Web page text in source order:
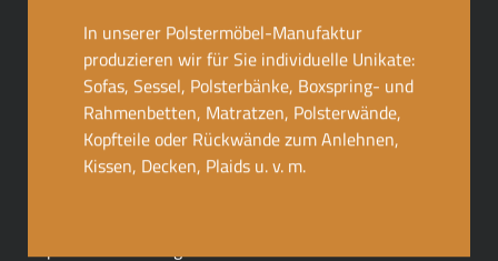
ERWECKEN SIE
MÖBELTRÄUMEZUM
LEBEN
In unserer Polstermöbel-Manufaktur
produzieren wir für Sie individuelle Unikate:
Sofas, Sessel, Polsterbänke, Boxspring- und
Rahmenbetten, Matratzen, Polsterwände,
Kopfteile oder Rückwände zum Anlehnen,
Kissen, Decken, Plaids u. v. m.